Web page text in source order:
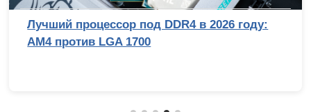
Лучший процессор под DDR4 в 2026 году:
AM4 против LGA 1700